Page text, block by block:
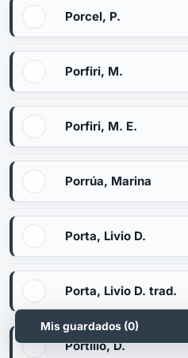
Porcel, P.
Porfiri, M.
Porfiri, M. E.
Porrúa, Marina
Porta, Livio D.
Porta, Livio D. trad.
Portillo, D.
Mis guardados (0)